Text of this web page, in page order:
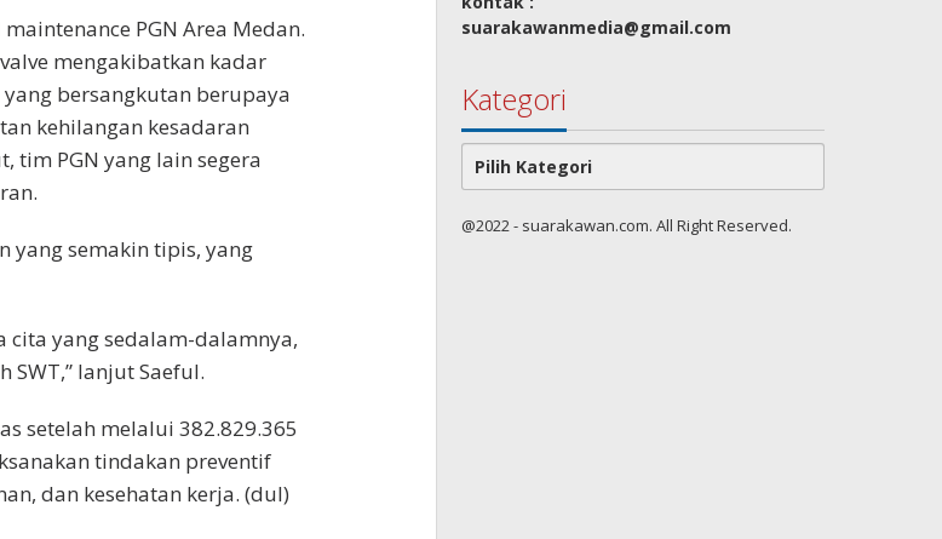
PGN Area Medan.
mengakibatkan kadar
bersangkutan berupaya
kehilangan kesadaran
tim PGN yang lain segera
yang semakin tipis, yang
cita yang sedalam-dalamnya,
lanjut Saeful.
setelah melalui 382.829.365
tindakan preventif
dan kesehatan kerja. (dul)
suarakawanmedia@gmail.com
Kategori
Kategori
@2022 - suarakawan.com. All Right Reserved.